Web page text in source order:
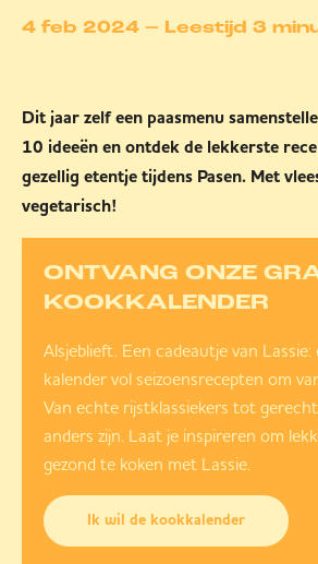
4 feb 2024 – Leestijd 3
Dit jaar zelf een paasmenu
10 ideeën en ontdek de lekkerste
gezellig etentje tijdens Pasen. Met
vegetarisch!
ONTVANG ONZE
KOOKKALENDER
Alsjeblieft. Een cadeautje van Lassie:
kalender vol seizoensrecepten om
Van echte rijstklassiekers tot
anders zijn. Laat je inspireren om
gezond te koken met Lassie.
Ik wil de kookkalender